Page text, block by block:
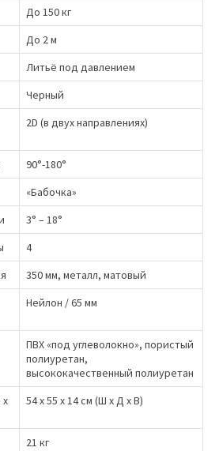
До 150 кг
До 2 м
Литьё под давлением
Черный
2D (в двух направлениях)
90°-180°
«Бабочка»
3° – 18°
4
350 мм, металл, матовый
Нейлон / 65 мм
ПВХ «под углеволокно», пористый
полиуретан,
высококачественный полиуретан
54 x 55 x 14 см (Ш x Д x В)
21 кг